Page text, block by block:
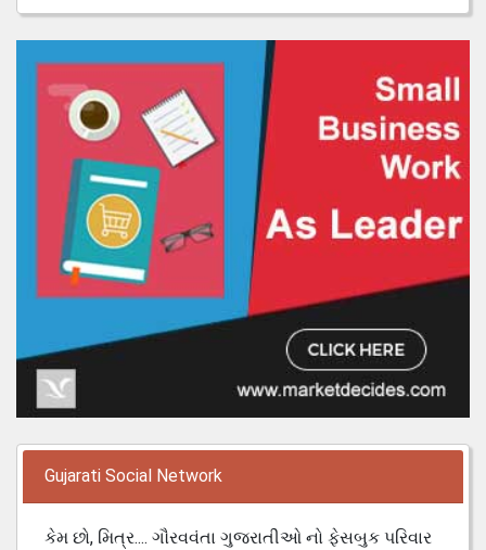
Gujarati Social Network
કેમ છો, મિત્ર.... ગૌરવવંતા ગુજરાતીઓ નો ફેસબુક પરિવાર